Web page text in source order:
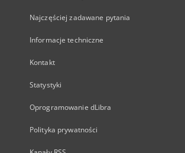
Najczęściej zadawane pytania
Informacje techniczne
Kontakt
Statystyki
Oprogramowanie dLibra
Polityka prywatności